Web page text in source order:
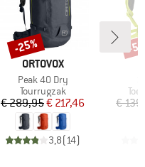
MERK
ORTOVOX
Artikel
Peak 40 Dry
Productgroep
Tourrugzak
Prijs
€ 289,95Verlaagde prijs
€ 217,46
3,8(14)
Korting
-25%
€
-